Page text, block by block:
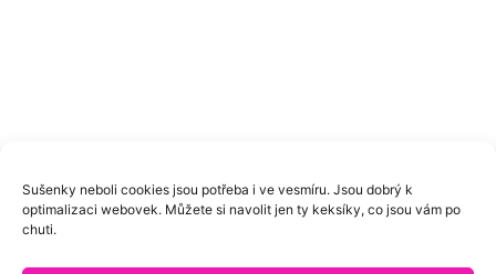
Sušenky neboli cookies jsou potřeba i ve vesmíru. Jsou dobrý k
optimalizaci webovek. Můžete si navolit jen ty keksíky, co jsou vám po
chuti.